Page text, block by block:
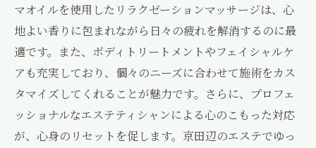
マオイルを使用したリラクゼーションマッサージは、心
地よい香りに包まれながら日々の疲れを解消するのに最
適です。また、ボディトリートメントやフェイシャルケ
アも充実しており、個々のニーズに合わせて施術をカス
タマイズしてくれることが魅力です。さらに、プロフェ
ッショナルなエステティシャンによる心のこもった対応
が、心身のリセットを促します。京田辺のエステでゆっ